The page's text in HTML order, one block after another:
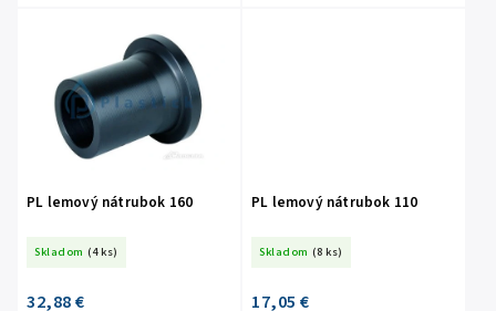
PL lemový nátrubok 160
Skladom (4 ks)
32,88 €
PL lemový nátrubok 110
Skladom (8 ks)
17,05 €